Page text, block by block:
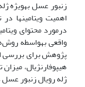
زنبور عسل به­­ویژه
اهمیت ویتامین­ها
درمورد محتوای
پژوهش برای بررسی
هیپوفارنژیال،
ژله رویال زنبور